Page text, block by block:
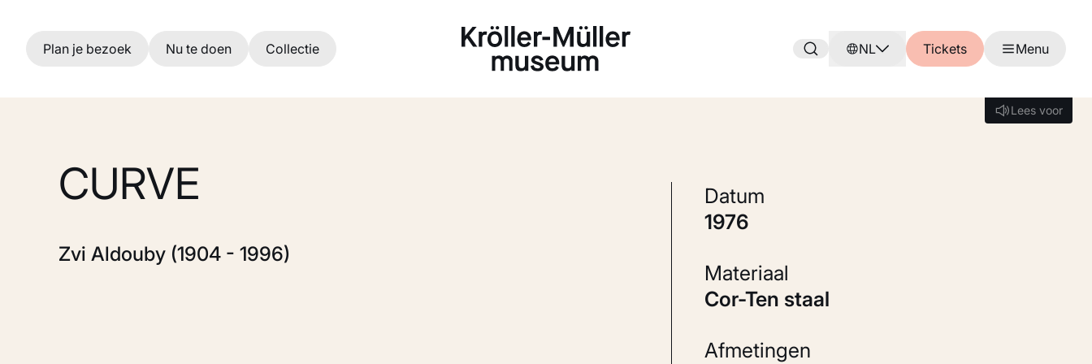
Ga naar hoofdinhoud
Plan je bezoek Nu te doen Collectie NL Tickets Menu
Lees voor
Lees voor
CURVE
Zvi Aldouby (1904 - 1996)
Datum
1976
Materiaal
Cor-Ten staal
Afmetingen